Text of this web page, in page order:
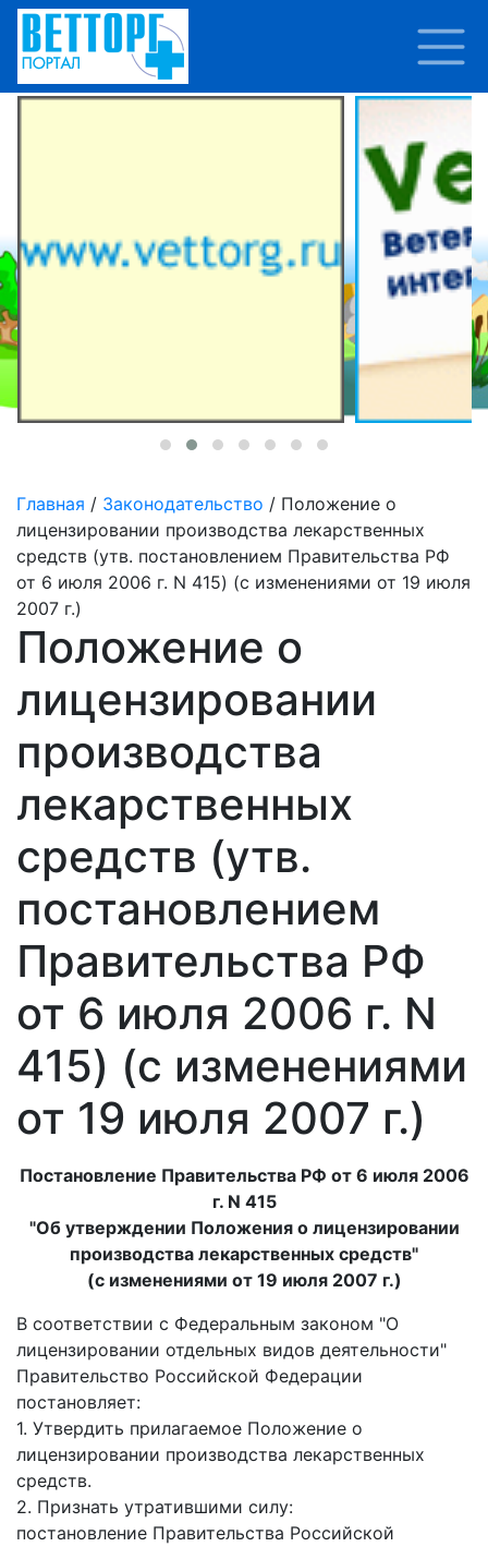
Главная / Законодательство / Положение о
лицензировании производства лекарственных
средств (утв. постановлением Правительства РФ
от 6 июля 2006 г. N 415) (с изменениями от 19 июля
2007 г.)
Положение о
лицензировании
производства
лекарственных
средств (утв.
постановлением
Правительства РФ
от 6 июля 2006 г. N
415) (с изменениями
от 19 июля 2007 г.)
Постановление Правительства РФ от 6 июля 2006
г. N 415
"Об утверждении Положения о лицензировании
производства лекарственных средств"
(с изменениями от 19 июля 2007 г.)
В соответствии с Федеральным законом "О
лицензировании отдельных видов деятельности"
Правительство Российской Федерации
постановляет:
1. Утвердить прилагаемое Положение о
лицензировании производства лекарственных
средств.
2. Признать утратившими силу:
постановление Правительства Российской